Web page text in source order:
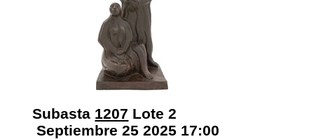
Subasta 1207 Lote 2
Septiembre 25 2025 17:00